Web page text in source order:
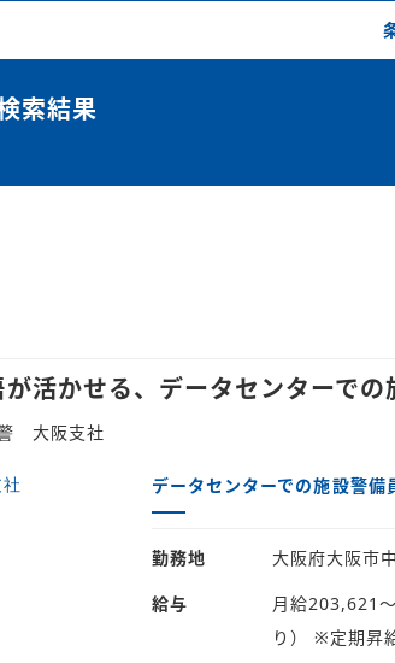
索結果
活かせる、データセンターで
大阪支社
データセンターでの施設警備
勤務地 大阪府大阪市
給与
月給203,621
り） ※定期昇